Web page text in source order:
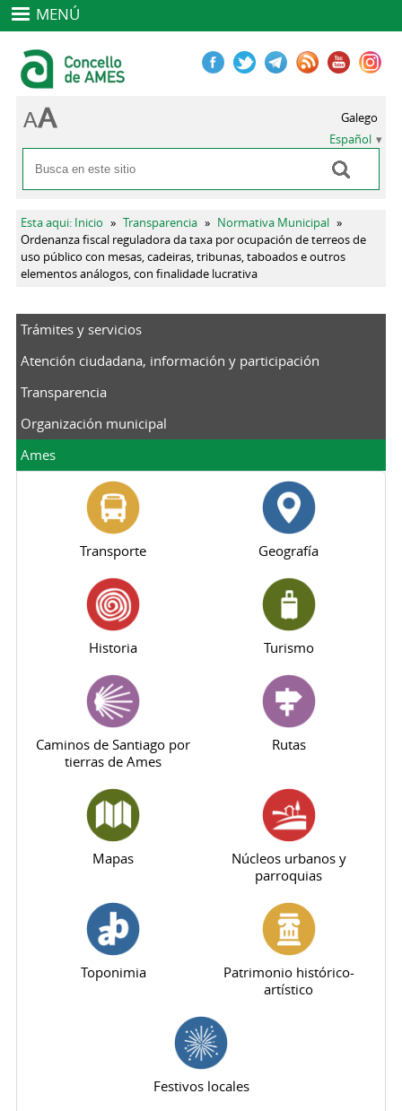
MENÚ
Formulario de búsqueda
Buscar
Galego
Español
Se encuentra usted aquí
Esta aqui: Inicio » Transparencia » Normativa Municipal »
Ordenanza fiscal reguladora da taxa por ocupación de terreos de
uso público con mesas, cadeiras, tribunas, taboados e outros
elementos análogos, con finalidade lucrativa
Trámites y servicios
Atención ciudadana, información y participación
Transparencia
Organización municipal
Ames
Transporte Geografía
Historia Turismo
Caminos de Santiago por
tierras de Ames
Rutas
Mapas
Núcleos urbanos y
parroquias
Toponimia
Patrimonio histórico-
artístico
Festivos locales